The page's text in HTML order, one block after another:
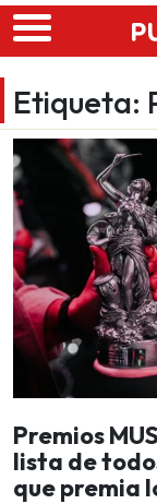
Skip to main
Etiqueta:
Premios
lista de
que premia